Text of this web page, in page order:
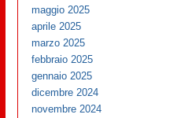
maggio 2025
aprile 2025
marzo 2025
febbraio 2025
gennaio 2025
dicembre 2024
novembre 2024